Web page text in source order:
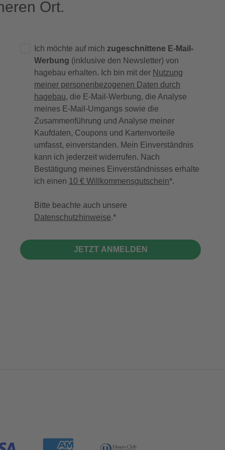
Ort.
Ich möchte auf mich zugeschnittene E-Mail-
Werbung (inklusive den Newsletter) von
hagebau erhalten. Ich bin mit der Nutzung
meiner personenbezogenen Daten durch
hagebau, die E-Mail-Werbung, die Analyse
meines E-Mail-Umgangs sowie die
Zusammenführung und Analyse meiner
Kaufdaten, Coupons und Kartenvorteile
umfasst, einverstanden. Mein Einverständnis
kann ich jederzeit widerrufen. Nach
Bestätigung meines Einverständnisses erhalte
ich einen 10 € Willkommensgutschein*.
Bitte beachte auch unsere
Datenschutzhinweise.
JETZT ANMELDEN